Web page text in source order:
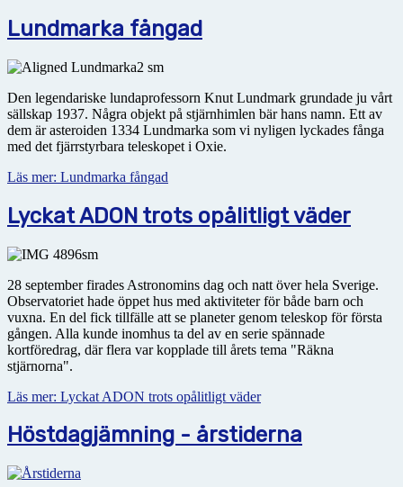
Lundmarka fångad
Den legendariske lundaprofessorn Knut Lundmark grundade ju vårt
sällskap 1937. Några objekt på stjärnhimlen bär hans namn. Ett av
dem är asteroiden 1334 Lundmarka som vi nyligen lyckades fånga
med det fjärrstyrbara teleskopet i Oxie.
Läs mer: Lundmarka fångad
Lyckat ADON trots opålitligt väder
28 september firades Astronomins dag och natt över hela Sverige.
Observatoriet hade öppet hus med aktiviteter för både barn och
vuxna. En del fick tillfälle att se planeter genom teleskop för första
gången. Alla kunde inomhus ta del av en serie spännade
kortföredrag, där flera var kopplade till årets tema "Räkna
stjärnorna".
Läs mer: Lyckat ADON trots opålitligt väder
Höstdagjämning - årstiderna